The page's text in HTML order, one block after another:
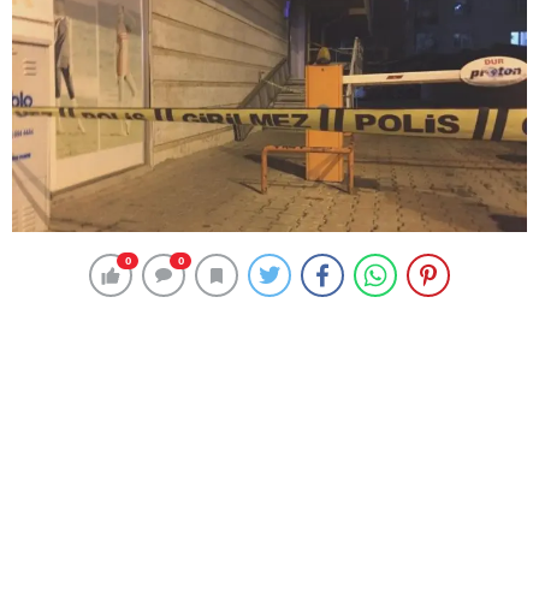
0 0